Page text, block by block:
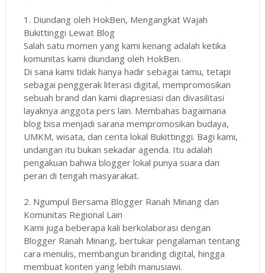
1. Diundang oleh HokBen, Mengangkat Wajah
Bukittinggi Lewat Blog
Salah satu momen yang kami kenang adalah ketika
komunitas kami diundang oleh HokBen.
Di sana kami tidak hanya hadir sebagai tamu, tetapi
sebagai penggerak literasi digital, mempromosikan
sebuah brand dan kami diapresiasi dan divasilitasi
layaknya anggota pers lain. Membahas bagaimana
blog bisa menjadi sarana mempromosikan budaya,
UMKM, wisata, dan cerita lokal Bukittinggi. Bagi kami,
undangan itu bukan sekadar agenda. Itu adalah
pengakuan bahwa blogger lokal punya suara dan
peran di tengah masyarakat.
2. Ngumpul Bersama Blogger Ranah Minang dan
Komunitas Regional Lain
Kami juga beberapa kali berkolaborasi dengan
Blogger Ranah Minang, bertukar pengalaman tentang
cara menulis, membangun branding digital, hingga
membuat konten yang lebih manusiawi.